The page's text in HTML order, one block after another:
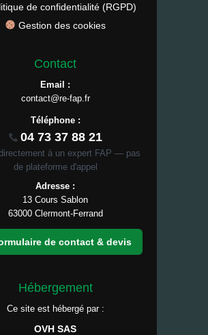
de confidentialité (RGPD)
Gestion des cookies
Contact
Email :
contact@re-fap.fr
Téléphone :
04 73 37 88 21
à un expert FAP — pas
de plateforme d'appel
Adresse :
13 Cours Sablon
63000 Clermont-Ferrand
de contact & devis
Hébergement
Ce site est hébergé par :
OVH SAS